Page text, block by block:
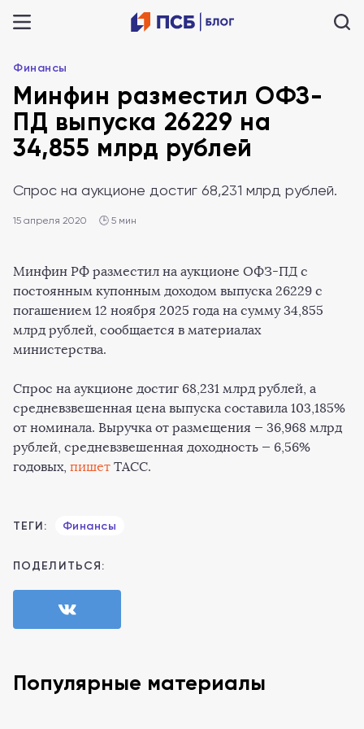
Финансы
Минфин разместил ОФЗ-
ПД выпуска 26229 на
34,855 млрд рублей
Спрос на аукционе достиг 68,231 млрд рублей.
15 апреля 2020 🕒 5 мин
Минфин РФ разместил на аукционе ОФЗ-ПД с
постоянным купонным доходом выпуска 26229 с
погашением 12 ноября 2025 года на сумму 34,855
млрд рублей, сообщается в материалах
министерства.
Спрос на аукционе достиг 68,231 млрд рублей, а
средневзвешенная цена выпуска составила 103,185%
от номинала. Выручка от размещения — 36,968 млрд
рублей, средневзвешенная доходность — 6,56%
годовых, пишет ТАСС.
ТЕГИ: Финансы
ПОДЕЛИТЬСЯ:
Популярные материалы